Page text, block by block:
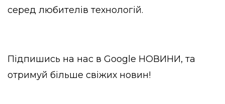
серед любителів технологій.
Підпишись на нас в Google НОВИНИ, та
отримуй більше свіжих новин!